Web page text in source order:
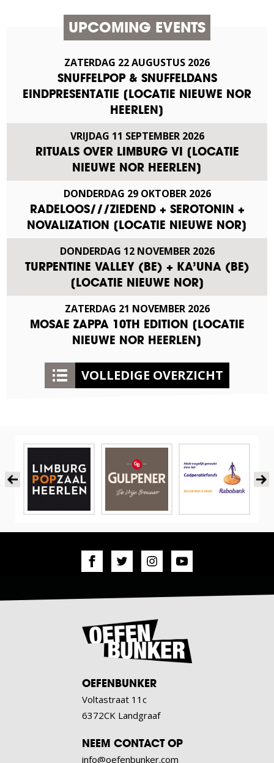
UPCOMING EVENTS
ZATERDAG 22AUGUSTUS 2026
SNUFFELPOP & SNUFFELDANS
EINDPRESENTATIE [LOCATIE NIEUWE NOR
HEERLEN]
VRIJDAG 11 SEPTEMBER 2026
RITUALS OVER LIMBURG VI [LOCATIE
NIEUWE NOR HEERLEN]
DONDERDAG 29 OKTOBER 2026
RADELOOS///ZIEDEND + SEROTONIN +
NOVALIZATION [LOCATIE NIEUWE NOR]
DONDERDAG 12 NOVEMBER 2026
TURPENTINE VALLEY (BE) + KA’UNA (BE)
[LOCATIE NIEUWE NOR]
ZATERDAG 21 NOVEMBER 2026
MOSAE ZAPPA 10TH EDITION [LOCATIE
NIEUWE NOR HEERLEN]
VOLLEDIGE OVERZICHT
OEFENBUNKER
Voltastraat 11c
6372CK Landgraaf
NEEM CONTACT OP
info@oefenbunker.com